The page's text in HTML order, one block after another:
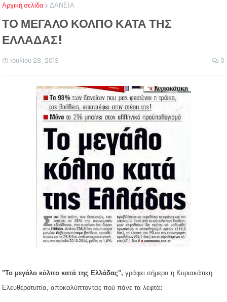
Αρχική σελίδα ΔΑΝΕΙΑ
ΤΟ ΜΕΓΑΛΟ ΚΟΛΠΟ ΚΑΤΑ ΤΗΣ
ΕΛΛΑΔΑΣ!
Ιουλίου 28, 2013 0
"Το μεγάλο κόλπο κατά της Ελλάδας", γράφει σήμερα η Κυριακάτικη
Ελευθεροτυπία, αποκαλύπτοντας πού πάνε τα λεφτά: